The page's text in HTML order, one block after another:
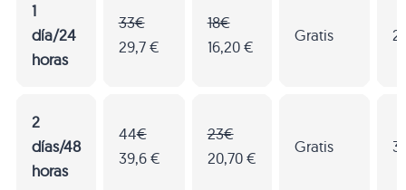
1
día/24
horas
33€
29,7 €
18€
16,20 €
Gratis
2
días/48
horas
44€
39,6 €
23€
20,70 €
Gratis